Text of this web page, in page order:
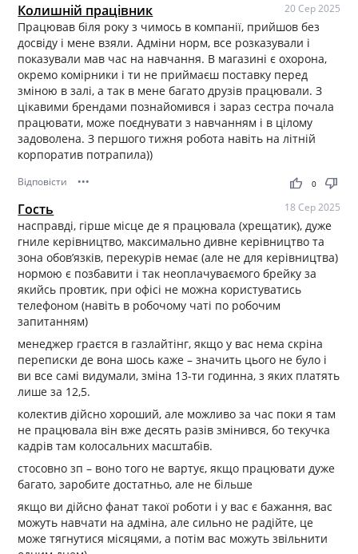
Колишній працівник 20 Сер 2025
Працював біля року з чимось в компанії, прийшов без
досвіду і мене взяли. Адміни норм, все розказували і
показували мав час на навчання. В магазині є охорона,
окремо комірники і ти не приймаєш поставку перед
зміною в залі, а так в мене багато друзів працювали. З
цікавими брендами познайомився і зараз сестра почала
працювати, може поєднувати з навчанням і в цілому
задоволена. З першого тижня робота навіть на літній
корпоратив потрапила))
Відповісти ••• thumb_up thumb_down
0
Гость 18 Сер 2025
насправді, гірше місце де я працювала (хрещатик), дуже
гниле керівництво, максимально дивне керівництво та
зона обов’язків, перекурів немає (але не для керівництва)
нормою є позбавити і так неоплачуваємого брейку за
якийсь провтик, при офісі не можна користуватись
телефоном (навіть в робочому чаті по робочим
запитанням)
менеджер граєтся в газлайтінг, якщо у вас нема скріна
переписки де вона шось каже – значить цього не було і
ви все самі видумали, зміна 13-ти годинна, з яких платять
лише за 12,5.
колектив дійсно хороший, але можливо за час поки я там
не працювала він вже десять разів змінився, бо текучка
кадрів там колосальних масштабів.
стосовно зп – воно того не вартує, якщо працювати дуже
багато, заробите достатньо, але не більше
якщо ви дійсно фанат такої роботи і у вас є бажання, вас
можуть навчати на адміна, але сильно не радійте, це
може тягнутися місяцями, а потім вас можуть звільнити